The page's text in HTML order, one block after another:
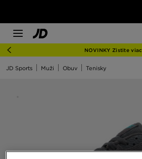
NOVINKY Zistite viac
JD Sports Muži Obuv Tenisky